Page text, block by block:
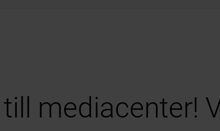
mediacenter!